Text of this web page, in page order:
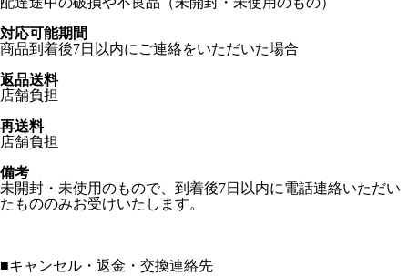
対応可能期間
商品到着後7日以内にご連絡をいただいた場合
返品送料
店舗負担
再送料
店舗負担
備考
未開封・未使用のもので、到着後7日以内に電話連絡いただい
たもののみお受けいたします。
■キャンセル・返金・交換連絡先